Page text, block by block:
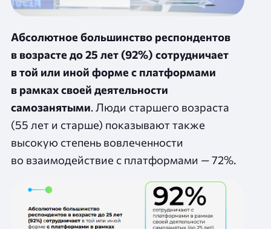
Абсолютное большинство респондентов
в возрасте до 25 лет (92%) сотрудничает
в той или иной форме с платформами
в рамках своей деятельности
самозанятыми. Люди старшего возраста
(55 лет и старше) показывают также
высокую степень вовлеченности
во взаимодействие с платформами — 72%.